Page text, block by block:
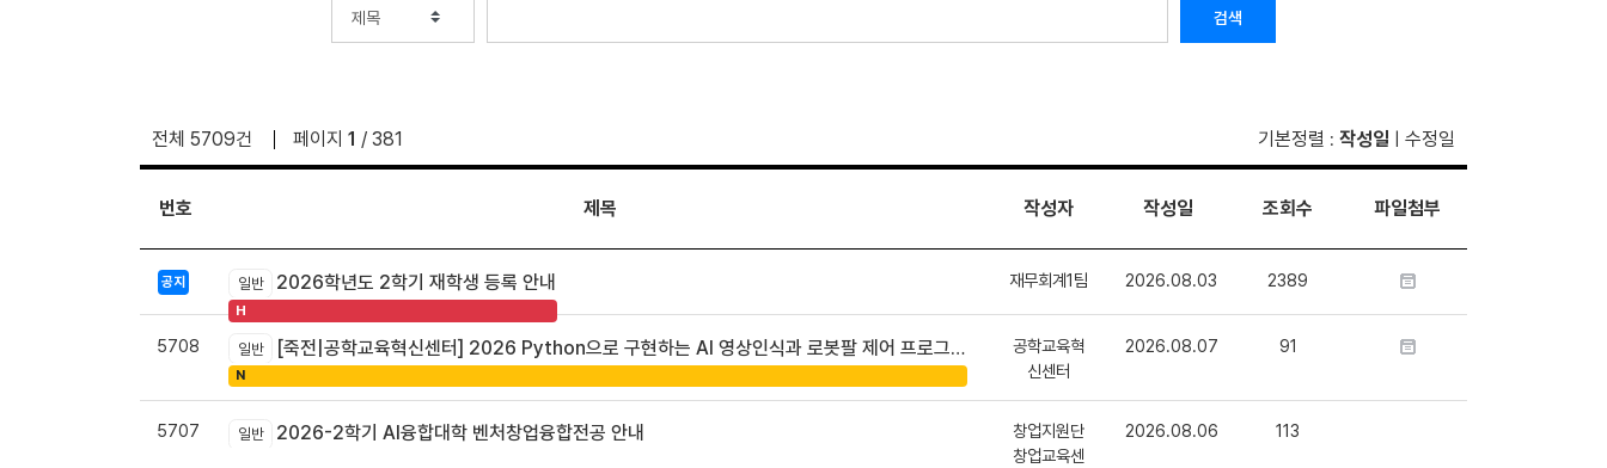
검색
전체 5709건 페이지 1 / 381 기본정렬 : 작성일 수정일
번호 제목 작성자 작성일 조회수 파일첨부
공지 일반 2026학년도 2학기 재학생 등록 안내
H
재무회계1팀 2026.08.03 2389
5708 일반 [죽전|공학교육혁신센터] 2026 Python으로 구현하는 AI 영상인식과 로봇팔 제어 프로그램 신청 안내
N
공학교육혁
신센터
2026.08.07 91
5707 일반 2026-2학기 AI융합대학 벤처창업융합전공 안내
창업지원단
창업교육센
2026.08.06 113